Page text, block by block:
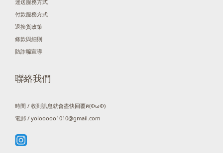
運送服務方式
付款服務方式
退換貨政策
條款與細則
防詐騙宣導
聯絡我們
時間 / 收到訊息就會盡快回覆ฅ(ΦωΦ)
電郵 / yolooooo1010@gmail.com